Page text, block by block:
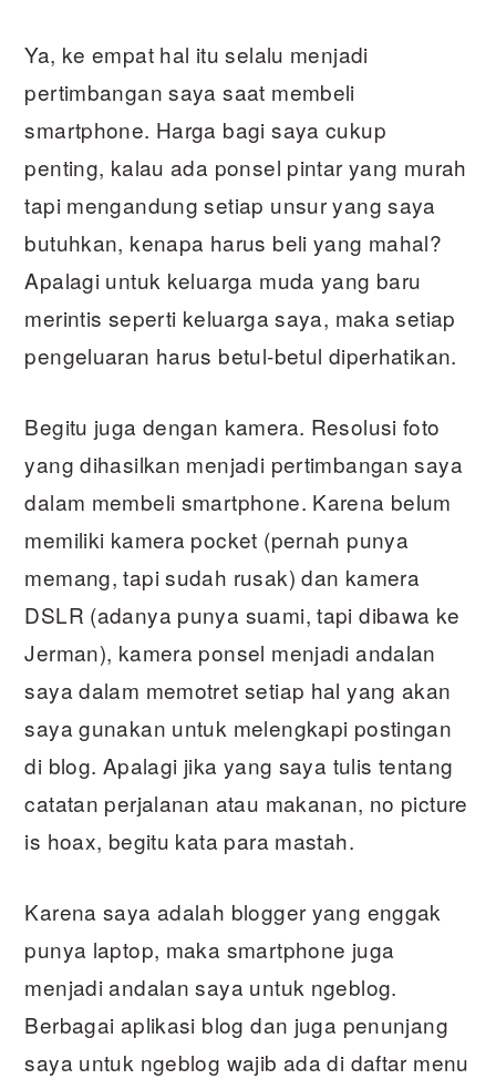
Ya, ke empat hal itu selalu menjadi
pertimbangan saya saat membeli
smartphone. Harga bagi saya cukup
penting, kalau ada ponsel pintar yang murah
tapi mengandung setiap unsur yang saya
butuhkan, kenapa harus beli yang mahal?
Apalagi untuk keluarga muda yang baru
merintis seperti keluarga saya, maka setiap
pengeluaran harus betul-betul diperhatikan.
Begitu juga dengan kamera. Resolusi foto
yang dihasilkan menjadi pertimbangan saya
dalam membeli smartphone. Karena belum
memiliki kamera pocket (pernah punya
memang, tapi sudah rusak) dan kamera
DSLR (adanya punya suami, tapi dibawa ke
Jerman), kamera ponsel menjadi andalan
saya dalam memotret setiap hal yang akan
saya gunakan untuk melengkapi postingan
di blog. Apalagi jika yang saya tulis tentang
catatan perjalanan atau makanan, no picture
is hoax, begitu kata para mastah.
Karena saya adalah blogger yang enggak
punya laptop, maka smartphone juga
menjadi andalan saya untuk ngeblog.
Berbagai aplikasi blog dan juga penunjang
saya untuk ngeblog wajib ada di daftar menu